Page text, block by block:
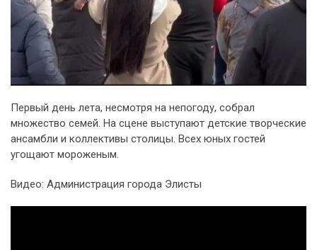
Первый день лета, несмотря на непогоду, собрал
множество семей. На сцене выступают детские творческие
ансамбли и коллективы столицы. Всех юных гостей
угощают мороженым.
Видео: Администрация города Элисты